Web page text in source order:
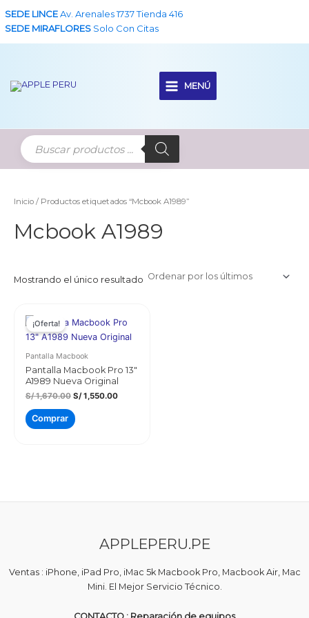
SEDE LINCEAv. Arenales 1737 Tienda 416
SEDE MIRAFLORES Solo Con Citas
Main
MENÚ
Inicio / Productos etiquetados “Mcbook A1989”
Mcbook A1989
Mostrando el único resultado
¡Oferta!
Pantalla Macbook
Pantalla Macbook Pro 13″
A1989 Nueva Original
S/1,670.00 El
original
era:
S/1,550.00El
Comprar
APPLEPERU.PE
Ventas : iPhone, iPad Pro, iMac 5k Macbook Pro, Macbook Air, Mac
Mini. El Mejor Servicio Técnico.